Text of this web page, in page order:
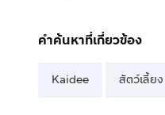
คำค้นหาที่เกี่ยวข้อง
Kaidee สัตว์เลี้ยง